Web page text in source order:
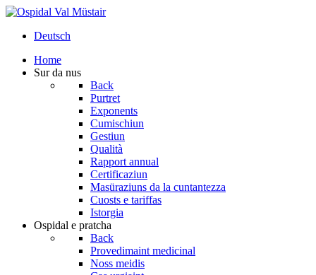
Deutsch
Home
Sur da nus
Back
Purtret
Exponents
Cumischiun
Gestiun
Qualità
Rapport annual
Certificaziun
Masüraziuns da la cuntantezza
Cuosts e tariffas
Istorgia
Ospidal e pratcha
Back
Provedimaint medicinal
Noss meidis